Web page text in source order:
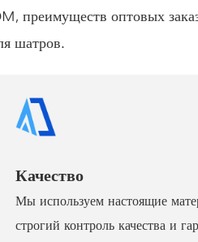
преимуществ оптовых
шатров.
Качество
Мы используем настоящие
строгий контроль качества и